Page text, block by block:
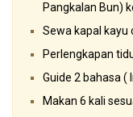
Pangkalan Bun)
Sewa kapal kayu
Perlengkapan
Guide 2 bahasa (
Makan 6 kali